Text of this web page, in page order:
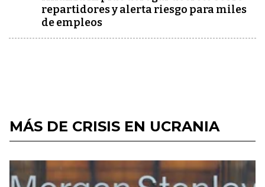
repartidores y alerta riesgo para miles
de empleos
MÁS DE CRISIS EN UCRANIA